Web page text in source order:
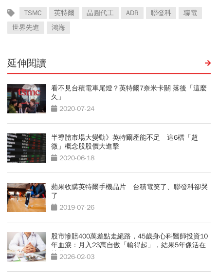
TSMC 英特爾 晶圓代工 ADR 聯發科
聯電
世界先進
鴻海
延伸閱讀
看不見台積電車尾燈？英特爾7奈米卡關 落後「這麼
久」
2020-07-24
半導體市場大變動》英特爾產能不足 這6檔「超
微」概念股股價大進擊
2020-06-18
蘋果收購英特爾手機晶片 台積電笑了、聯發科卻哭
了
2019-07-26
股市慘賠400萬差點走絕路，45歲身心科醫師投資10
年血淚：月入23萬自傲「輸得起」，結果5年像活在
地獄2026-02-03